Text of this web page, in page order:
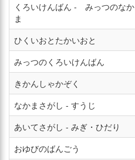
くろいけんばん - みっつのなか
ま
ひくいおとたかいおと
みっつのくろいけんばん
きかんしゃかぞく
なかまさがし - すうじ
あいてさがし - みぎ・ひだり
おゆびのばんごう